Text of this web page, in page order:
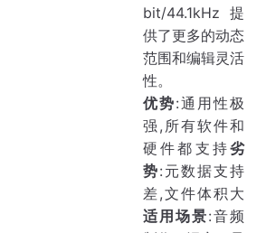
bit/44.1kHz提
供了更多的动态
范围和编辑灵活
性。
优势:通用性极
强,所有软件和
硬件都支持劣
势:元数据支持
差,文件体积大
适用场景:音频